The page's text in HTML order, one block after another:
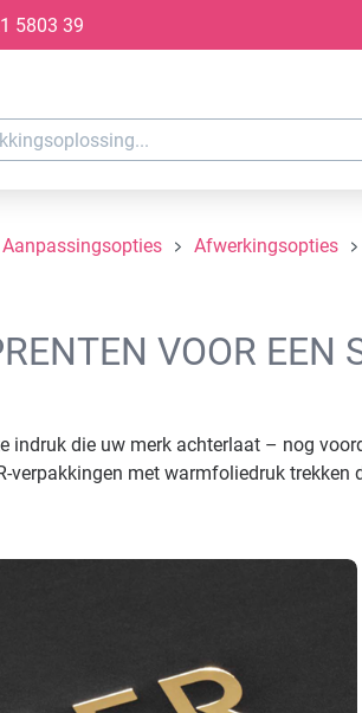
5803 39
Aanpassingsopties Afwerkingsopties
VOOR EEN
indruk die uw merk achterlaat – nog
verpakkingen met warmfoliedruk